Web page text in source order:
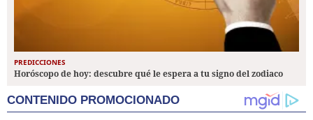
PREDICCIONES
Horóscopo de hoy: descubre qué le espera a tu signo del zodiaco
CONTENIDO PROMOCIONADO